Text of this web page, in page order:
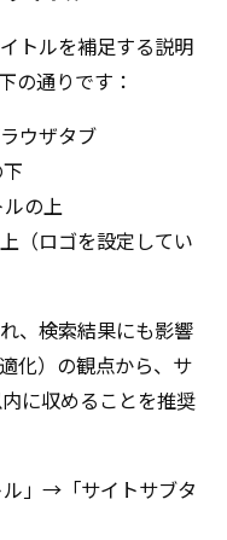
トルを補足する説明
の通りです：
ウザタブ
の上
（ロゴを設定してい
、検索結果にも影響
化）の観点から、サ
に収めることを推奨
」→「サイトサブタ